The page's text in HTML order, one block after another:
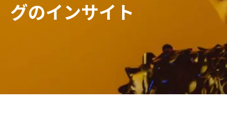
グのインサイト